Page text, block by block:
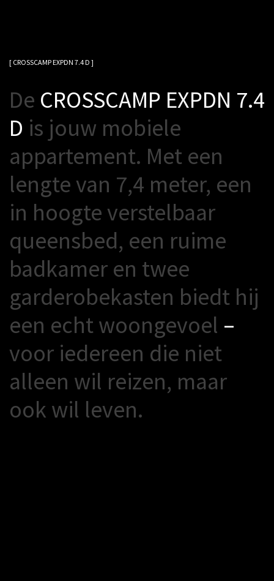
[ CROSSCAMP EXPDN 7.4 D ]
De CROSSCAMP EXPDN 7.4
D is jouw mobiele
appartement. Met een
lengtevan 7,4 meter, een
in hoogteverstelbaar
queensbed, een ruime
badkamer en twee
garderobekasten biedt hij
een echt woongevoel –
voor iedereen die niet
alleen wil reizen, maar
ook wil leven.